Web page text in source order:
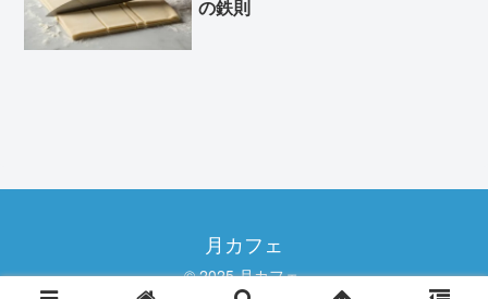
の鉄則
月カフェ
© 2025 月カフェ.